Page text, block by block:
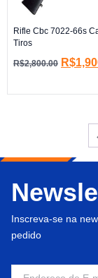
Rifle Cbc 7022-66s
Tiros
R$2,800.00 R$
Inscreva-se na
pedido